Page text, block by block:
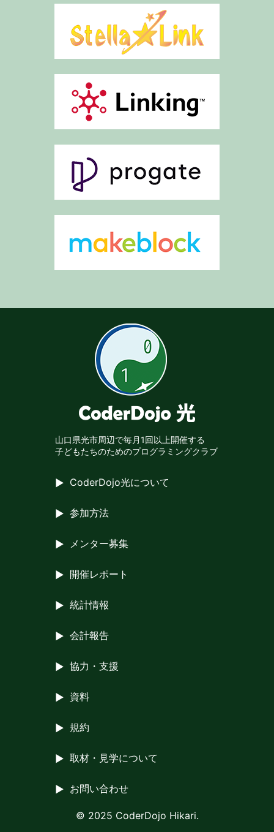
山口県光市周辺で毎月1回以上開催する
子どもたちのためのプログラミングクラブ
CoderDojo光について
参加方法
メンター募集
開催レポート
統計情報
会計報告
協力・支援
資料
規約
取材・見学について
お問い合わせ
© 2025 CoderDojo Hikari.